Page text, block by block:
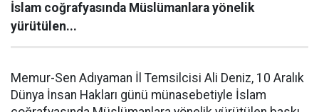
İslam coğrafyasında Müslümanlara yönelik
yürütülen...
Memur-Sen Adıyaman İl Temsilcisi Ali Deniz, 10 Aralık
Dünya İnsan Hakları günü münasebetiyle İslam